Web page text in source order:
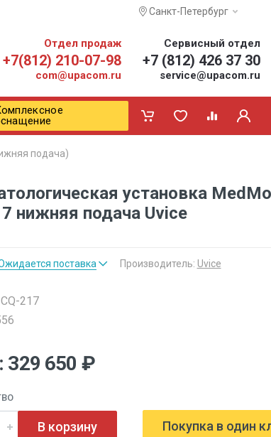
Санкт-Петербург
Отдел продаж
+7(812) 210-07-98
com@upacom.ru
Сервисный отдел
+7 (812) 426 37 30
service@upacom.ru
подача)
установка
нижняя подача Uvice
поставка Производитель: Uvice
217
329 650 ₽
В корзину Покупка в один